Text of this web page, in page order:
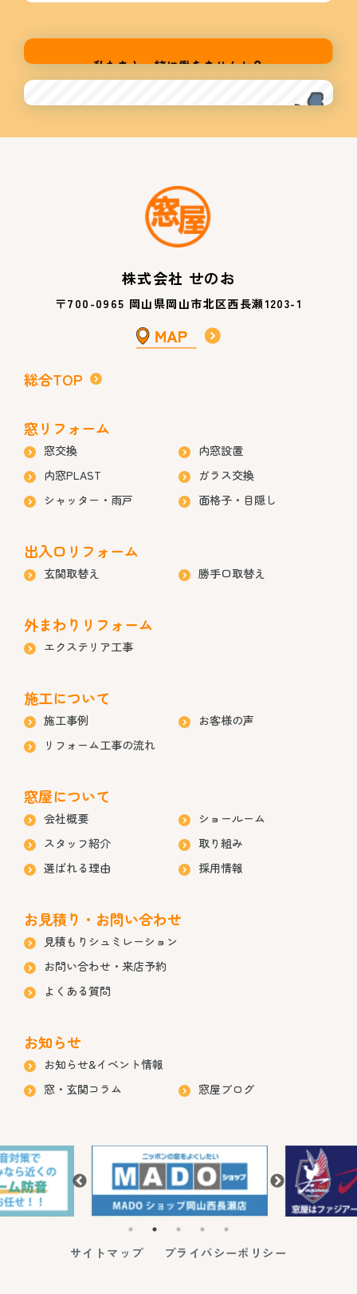
株式会社 せのお
〒700-0965 岡山県岡山市北区西長瀬1203-1
総合TOP
窓リフォーム
窓交換
内窓設置
内窓PLAST
ガラス交換
シャッター・雨戸
面格子・目隠し
出入口リフォーム
玄関取替え 勝手口取替え
外まわりリフォーム
エクステリア工事
施工について
施工事例
お客様の声
リフォーム工事の流れ
窓屋について
会社概要
ショールーム
スタッフ紹介
取り組み
選ばれる理由
採用情報
お見積り・お問い合わせ
見積もりシュミレーション
お問い合わせ・来店予約
よくある質問
お知らせ
お知らせ&イベント情報
窓・玄関コラム
窓屋ブログ
サイトマップ プライバシーポリシー